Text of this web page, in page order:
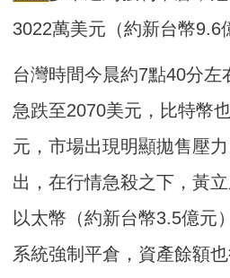
3022萬美元（約新台幣9.6
台灣時間今晨約7點40分左
急跌至2070美元，比特幣
元，市場出現明顯拋售壓
出，在行情急殺之下，黃
以太幣（約新台幣3.5億元
系統強制平倉，資產餘額